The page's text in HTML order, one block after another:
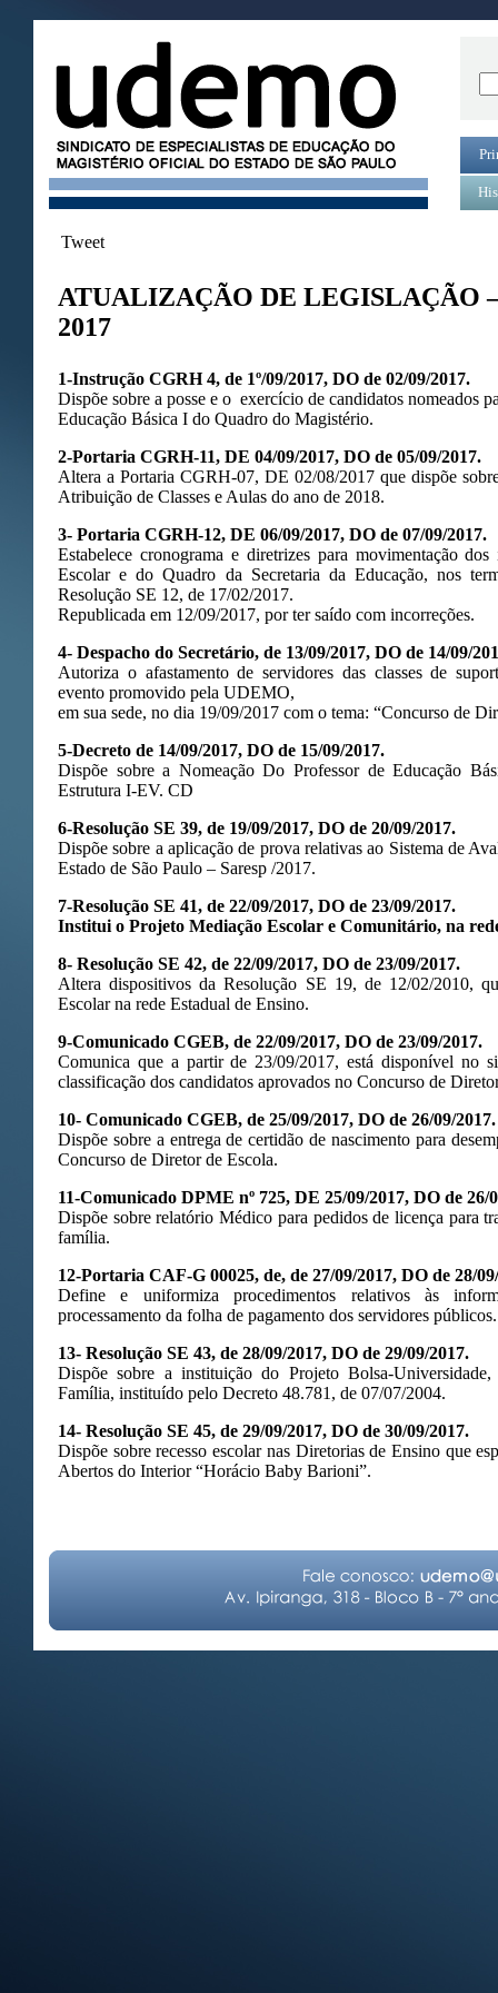
Tweet
ATUALIZAÇÃO DE LEGISLAÇÃO
2017
1-Instrução CGRH 4, de 1º/09/2017, DO de 02/09/2017.
Dispõe sobre a posse e o exercício de candidatos nomeados
Educação Básica I do Quadro do Magistério.
2-Portaria CGRH-11, DE 04/09/2017, DO de 05/09/2017.
Altera a Portaria CGRH-07, DE 02/08/2017 que dispõe
Atribuição de Classes e Aulas do ano de 2018.
3- Portaria CGRH-12, DE 06/09/2017, DO de 07/09/2017.
Estabelece cronograma e diretrizes para movimentação
Escolar e do Quadro da Secretaria da Educação, nos
Resolução SE 12, de 17/02/2017.
Republicada em 12/09/2017, por ter saído com incorreções.
4- Despacho do Secretário, de 13/09/2017, DO de 14/09/
Autoriza o afastamento de servidores das classes de
evento promovido pela UDEMO,
em sua sede, no dia 19/09/2017 com o tema: “Concurso de
5-Decreto de 14/09/2017, DO de 15/09/2017.
Dispõe sobre a Nomeação Do Professor de Educação
Estrutura I-EV. CD
6-Resolução SE 39, de 19/09/2017, DO de 20/09/2017.
Dispõe sobre a aplicação de prova relativas ao Sistema de
Estado de São Paulo – Saresp /2017.
7-Resolução SE 41, de 22/09/2017, DO de 23/09/2017.
Institui o Projeto Mediação Escolar e Comunitário, na
8- Resolução SE 42, de 22/09/2017, DO de 23/09/2017.
Altera dispositivos da Resolução SE 19, de 12/02/2010,
Escolar na rede Estadual de Ensino.
9-Comunicado CGEB, de 22/09/2017, DO de 23/09/2017.
Comunica que a partir de 23/09/2017, está disponível no
classificação dos candidatos aprovados no Concurso de
10- Comunicado CGEB, de 25/09/2017, DO de 26/09/2017.
Dispõe sobre a entrega de certidão de nascimento para
Concurso de Diretor de Escola.
11-Comunicado DPME nº 725, DE 25/09/2017, DO de 26/
Dispõe sobre relatório Médico para pedidos de licença para
família.
12-Portaria CAF-G 00025, de, de 27/09/2017, DO de 28/
Define e uniformiza procedimentos relativos às
processamento da folha de pagamento dos servidores públicos.
13- Resolução SE 43, de 28/09/2017, DO de 29/09/2017.
Dispõe sobre a instituição do Projeto Bolsa-
Família, instituído pelo Decreto 48.781, de 07/07/2004.
14- Resolução SE 45, de 29/09/2017, DO de 30/09/2017.
Dispõe sobre recesso escolar nas Diretorias de Ensino que
Abertos do Interior “Horácio Baby Barioni”.